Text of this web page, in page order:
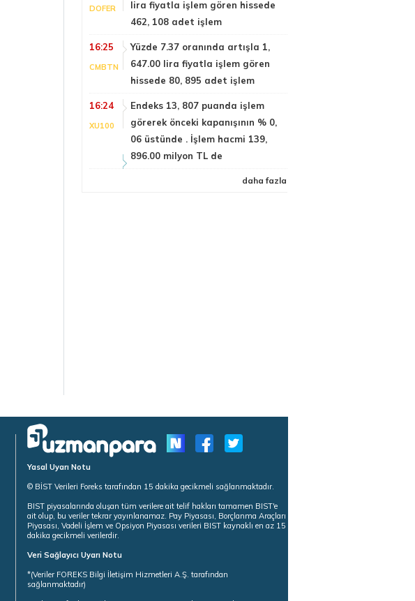
DOFER
lira fiyatla işlem gören hissede
462, 108 adet işlem
16:25
CMBTN
Yüzde 7.37 oranında artışla 1,
647.00 lira fiyatla işlem gören
hissede 80, 895 adet işlem
16:24
XU100
Endeks 13, 807 puanda işlem
görerek önceki kapanışının % 0,
06 üstünde . İşlem hacmi 139,
896.00 milyon TL de
daha fazla
Yasal Uyarı Notu
© BİST Verileri Foreks tarafından 15 dakika gecikmeli sağlanmaktadır.
BIST piyasalarında oluşan tüm verilere ait telif hakları tamamen BIST'e
ait olup, bu veriler tekrar yayınlanamaz. Pay Piyasası, Borçlanma Araçları
Piyasası, Vadeli İşlem ve Opsiyon Piyasası verileri BIST kaynaklı en az 15
dakika gecikmeli verilerdir.
Veri Sağlayıcı Uyarı Notu
*(Veriler FOREKS Bilgi İletişim Hizmetleri A.Ş. tarafından
sağlanmaktadır)